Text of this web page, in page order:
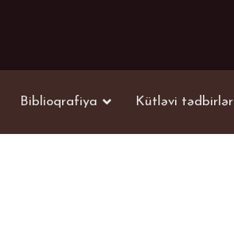
Biblioqrafiya Kütləvi tədbirlər